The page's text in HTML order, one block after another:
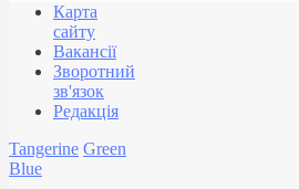
Карта
сайту
Вакансії
Зворотний
зв'язок
Редакція
Tangerine Green
Blue